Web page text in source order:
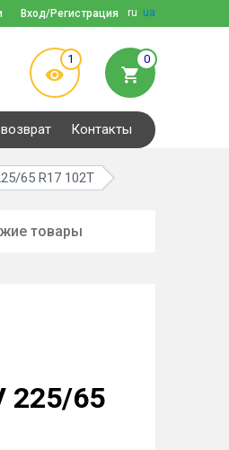
ru ua
Вход/Регистрация
1 0
Контакты
65 R17 102T
товары
225/65